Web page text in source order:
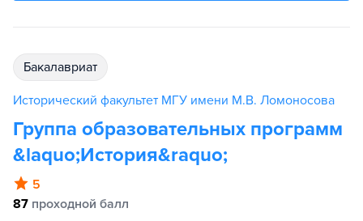
бакалавриат
Исторический факультет МГУ имени М.В. Ломоносова
Группа образовательных программ
&laquo;История&raquo;
5
87 проходной балл